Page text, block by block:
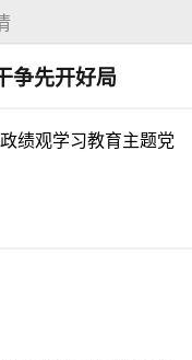
争先开好局
绩观学习教育主题党